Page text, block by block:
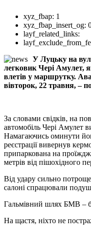
xyz_fbap: 1
xyz_fbap_insert_og:
layf_related_links:
У Луцьку на
легковик Чері Амулет,
влетів у маршрутку.
вівторок, 22 травня, –
За словами свідків, на
автомобіль Чері Амулет
Намагаючись оминути
реєстрації вивернув
припаркована на
метрів від пішохідного
Від удару сильно
салоні спрацювали
Гальмівний шлях БМВ –
На щастя, ніхто не